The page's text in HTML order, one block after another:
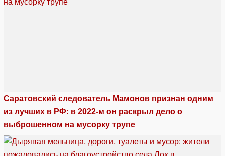
Саратовский следователь Мамонов признан одним
из лучших в РФ: в 2022-м он раскрыл дело о
выброшенном на мусорку трупе